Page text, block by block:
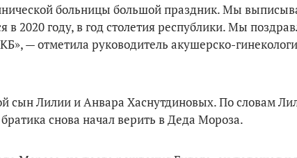
больницы большой праздник. Мы
2020 году, в год столетия республики. Мы
— отметила руководитель акушерско-
Лилии и Анвара Хаснутдиновых. По словам
снова начал верить в Деда Мороза.